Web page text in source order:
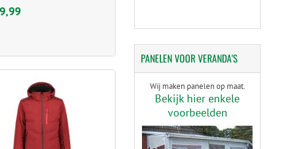
PANELENVOOR VERANDA'S
Wij maken panelen op maat.
Bekijk hier enkele
voorbeelden